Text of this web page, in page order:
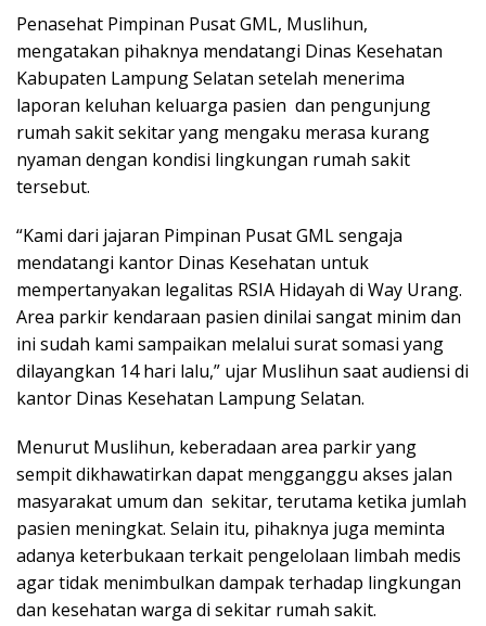
‎Penasehat Pimpinan Pusat GML, Muslihun,
mengatakan pihaknya mendatangi Dinas Kesehatan
Kabupaten Lampung Selatan setelah menerima
laporan keluhan keluarga pasien dan pengunjung
rumah sakit sekitar yang mengaku merasa kurang
nyaman dengan kondisi lingkungan rumah sakit
tersebut.
‎“Kami dari jajaran Pimpinan Pusat GML sengaja
mendatangi kantor Dinas Kesehatan untuk
mempertanyakan legalitas RSIA Hidayah di Way Urang.
Area parkir kendaraan pasien dinilai sangat minim dan
ini sudah kami sampaikan melalui surat somasi yang
dilayangkan 14 hari lalu,” ujar Muslihun saat audiensi di
kantor Dinas Kesehatan Lampung Selatan.
Menurut Muslihun, keberadaan area parkir yang
sempit dikhawatirkan dapat mengganggu akses jalan
masyarakat umum dan sekitar, terutama ketika jumlah
pasien meningkat. Selain itu, pihaknya juga meminta
adanya keterbukaan terkait pengelolaan limbah medis
agar tidak menimbulkan dampak terhadap lingkungan
dan kesehatan warga di sekitar rumah sakit.